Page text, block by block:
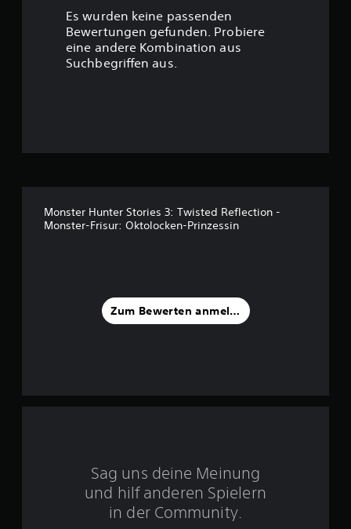
:
4
Es wurden keine passenden
Bewertungen gefunden. Probiere
eine andere Kombination aus
Suchbegriffen aus.
Monster Hunter Stories 3: Twisted Reflection -
Monster-Frisur: Oktolocken-Prinzessin
Zum Bewerten anmelden
Sag uns deine Meinung
und hilf anderen Spielern
in der Community.